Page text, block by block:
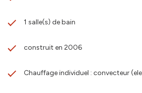
1 salle(s) de bain
construit en 2006
Chauffage individuel : convecteur